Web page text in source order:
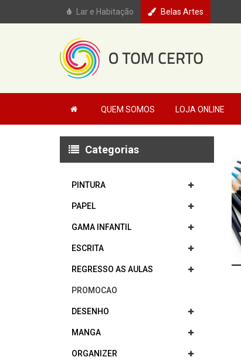
Lar e Habitação Belas Artes
QUEM SOMOS LOJA ONLINE
Categorias
PINTURA
PAPEL
GAMA INFANTIL
ESCRITA
REGRESSO AS AULAS
PROMOCAO
DESENHO
MANGA
ORGANIZER